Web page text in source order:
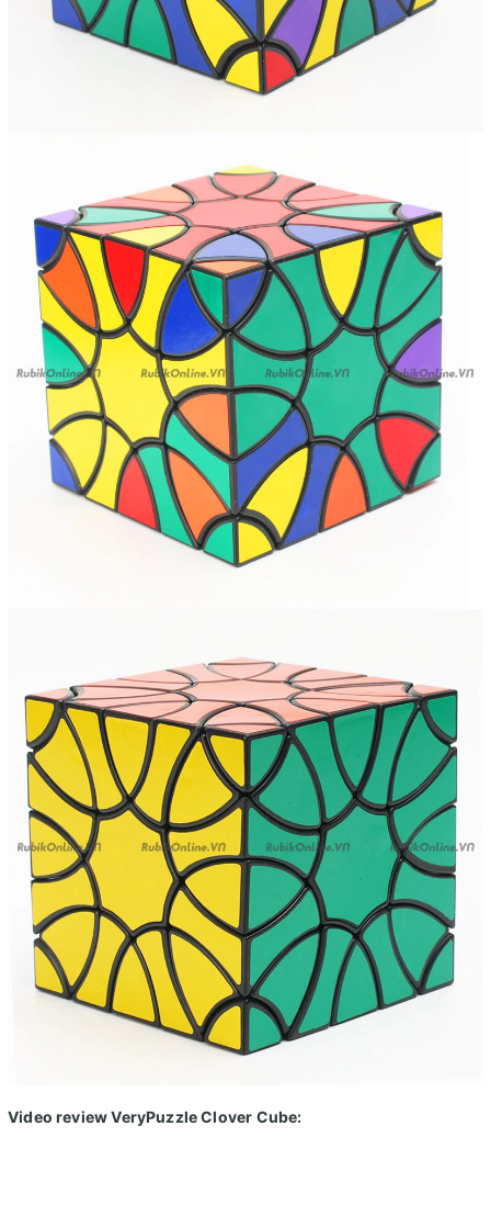
Video review VeryPuzzle Clover Cube: